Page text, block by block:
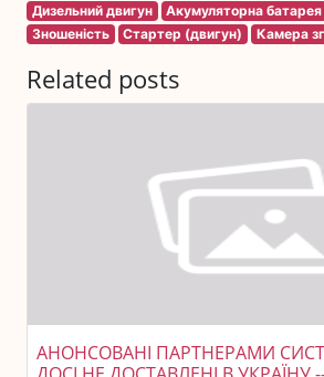
Дизельний двигун
Акумуляторна батарея
Зношеність
Стартер (двигун) Камера
Related posts
АНОНСОВАНІ ПАРТНЕРАМИ